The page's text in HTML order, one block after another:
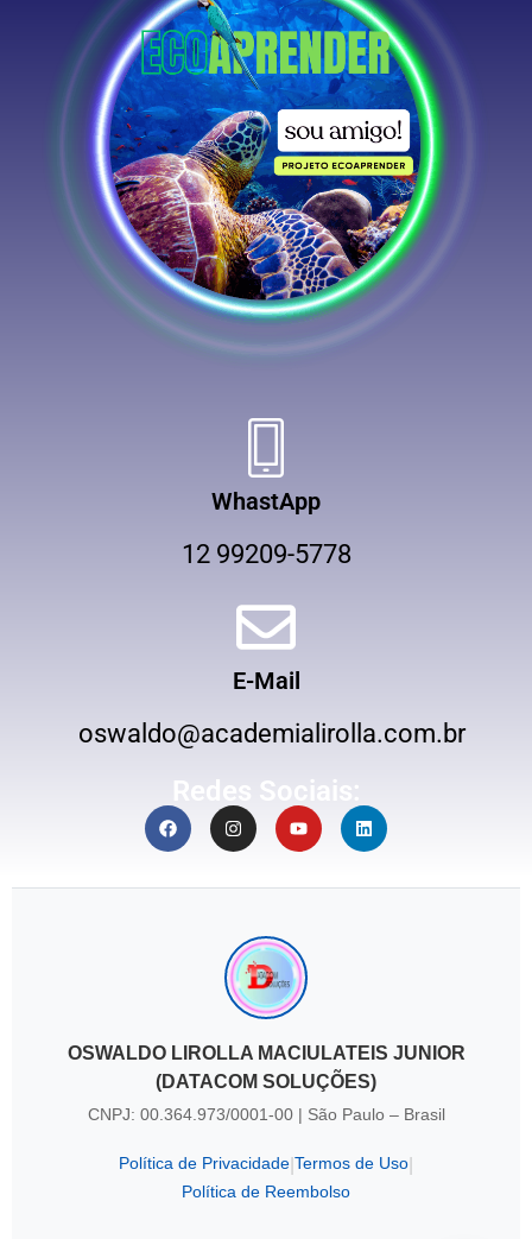
WhastApp
12 99209-5778
E-Mail
oswaldo@academialirolla.com.br
Redes Sociais:
OSWALDO LIROLLA MACIULATEIS JUNIOR
(DATACOM SOLUÇÕES)
CNPJ: 00.364.973/0001-00 | São Paulo – Brasil
Política de Privacidade Termos de Uso
Política de Reembolso